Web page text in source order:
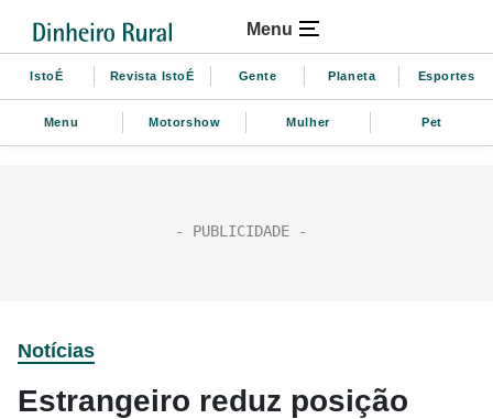
Menu
IstoÉ Revista IstoÉ Gente Planeta Esportes
Menu Motorshow Mulher Pet
Notícias
Estrangeiro reduz posição